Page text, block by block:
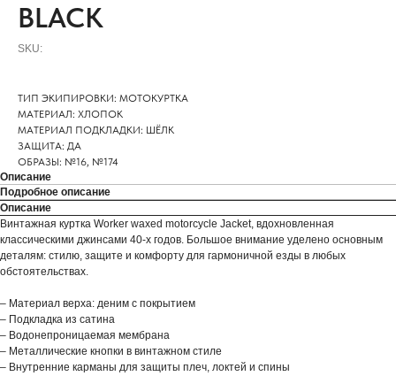
BLACK
SKU:
ТИП ЭКИПИРОВКИ: МОТОКУРТКА
МАТЕРИАЛ: ХЛОПОК
МАТЕРИАЛ ПОДКЛАДКИ: ШЁЛК
ЗАЩИТА: ДА
ОБРАЗЫ: №16, №174
Описание
Подробное описание
Описание
Винтажная куртка Worker waxed motorcycle Jacket, вдохновленная
классическими джинсами 40-х годов. Большое внимание уделено основным
деталям: стилю, защите и комфорту для гармоничной езды в любых
обстоятельствах.
– Материал верха: деним с покрытием
– Подкладка из сатина
– Водонепроницаемая мембрана
– Металлические кнопки в винтажном стиле
– Внутренние карманы для защиты плеч, локтей и спины